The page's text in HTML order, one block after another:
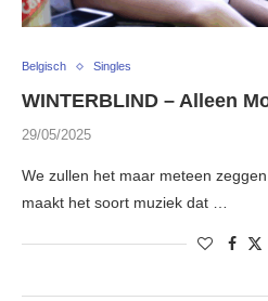
Belgisch Singles
WINTERBLIND – Alleen
29/05/2025
We zullen het maar meteen
maakt het soort muziek dat …